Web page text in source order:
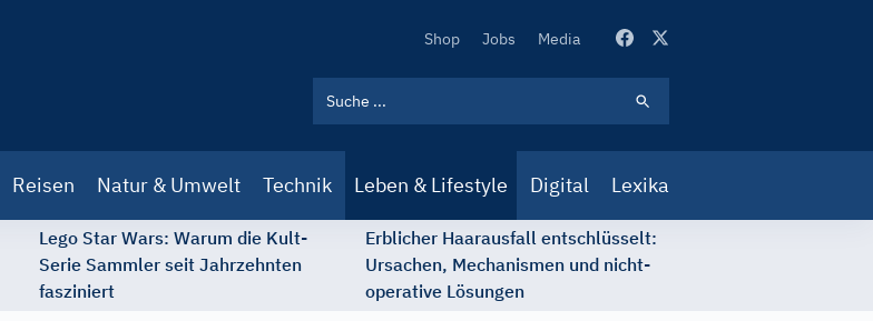
Secondary
Shop Jobs Media
Reisen Natur & Umwelt Technik Leben & Lifestyle Digital Lexika
Lego Star Wars: Warum die Kult-
Serie Sammler seit Jahrzehnten
fasziniert
Erblicher Haarausfall entschlüsselt:
Ursachen, Mechanismen und nicht-
operative Lösungen